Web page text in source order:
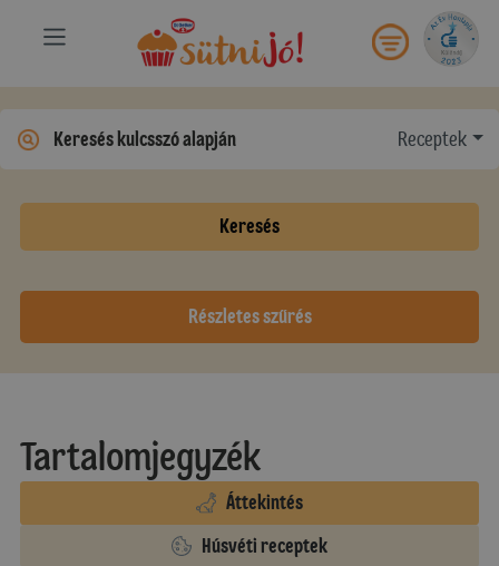
Receptek
Keresés
Részletes szűrés
Tartalomjegyzék
Áttekintés
Húsvéti receptek